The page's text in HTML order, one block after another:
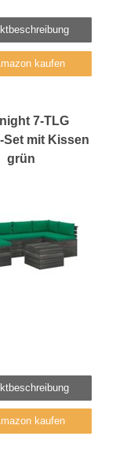
kaufen
7-TLG
Set mit Kissen
grün
kaufen